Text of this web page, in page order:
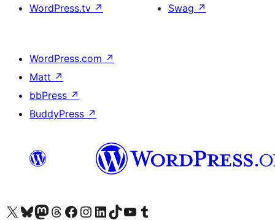
WordPress.tv ↗
Swag ↗
WordPress.com ↗
Matt ↗
bbPress ↗
BuddyPress ↗
Visita nuestra cuenta de X (anteriormente Twitter)
Visita nuestra cuenta de Bluesky
Visita nuestra cuenta de Mastodon
Visita nuestra cuenta de Threads
Visita nuestra página de Facebook
Visita nuestra cuenta de Instagram
Visita nuestra cuenta de LinkedIn
Visita nuestra cuenta de TikTok
Visita nuestro canal de YouTube
Visita nuestra cuenta de Tumblr